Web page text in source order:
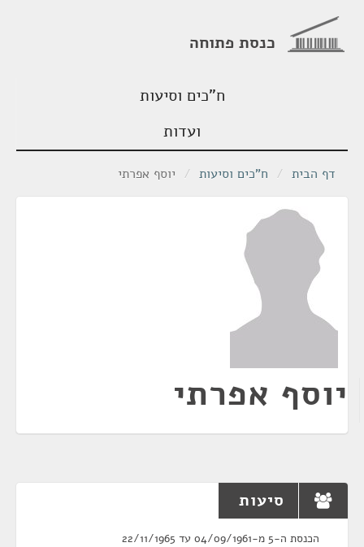
כנסת פתוחה
ח"כים וסיעות
ועדות
דף הבית / ח"כים וסיעות / יוסף אפרתי
יוסף אפרתי
סיעות
הכנסת ה-5 מ-04/09/1961 עד 22/11/1965